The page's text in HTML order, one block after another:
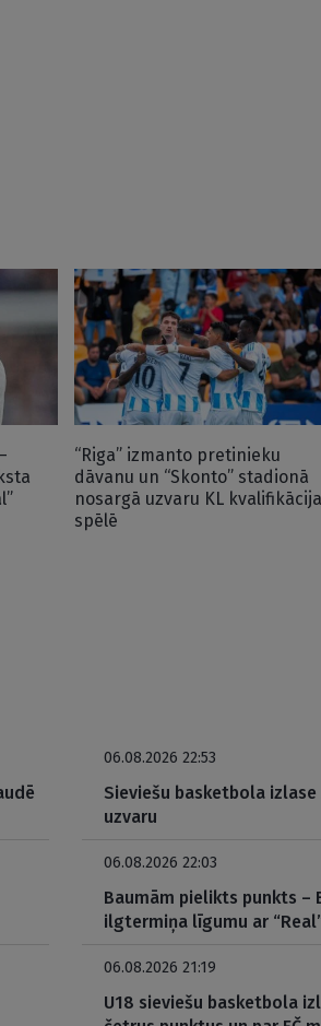
“Riga” izmanto pretinieku
dāvanu un “Skonto” stadionā
nosargā uzvaru KL
spēlē
06.08.2026 22:53
Sieviešu basketbola
uzvaru
06.08.2026 22:03
Baumām pielikts punkts –
ilgtermiņa līgumu ar
06.08.2026 21:19
U18 sieviešu basketbola